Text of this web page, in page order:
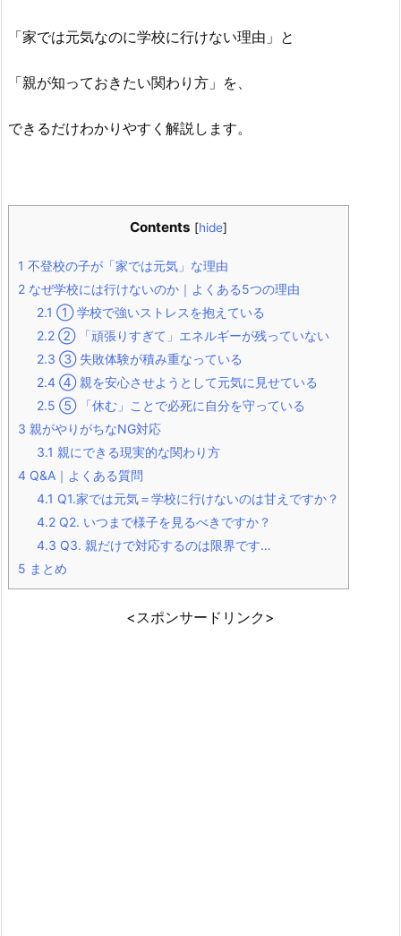
「家では元気なのに学校に行けない理由」と
「親が知っておきたい関わり方」を、
できるだけわかりやすく解説します。
Contents [hide]
1 不登校の子が「家では元気」な理由
2 なぜ学校には行けないのか｜よくある5つの理由
2.1 ① 学校で強いストレスを抱えている
2.2 ② 「頑張りすぎて」エネルギーが残っていない
2.3 ③ 失敗体験が積み重なっている
2.4 ④ 親を安心させようとして元気に見せている
2.5 ⑤ 「休む」ことで必死に自分を守っている
3 親がやりがちなNG対応
3.1 親にできる現実的な関わり方
4 Q&A｜よくある質問
4.1 Q1.家では元気＝学校に行けないのは甘えですか？
4.2 Q2. いつまで様子を見るべきですか？
4.3 Q3. 親だけで対応するのは限界です…
5 まとめ
<スポンサードリンク>